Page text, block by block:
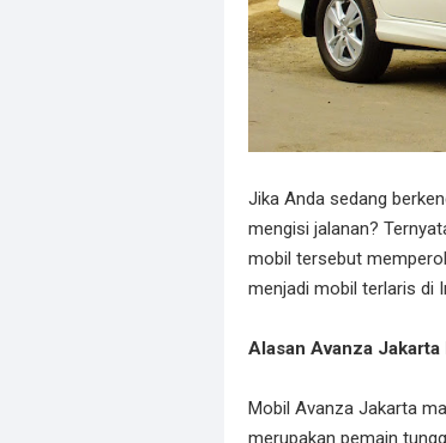
Jika Anda sedang
mengisi jalanan?
mobil tersebut
menjadi mobil terlaris di
Alasan Avanza
Mobil Avanza Jakarta
merupakan pemain